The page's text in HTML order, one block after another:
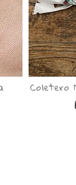
Coletero